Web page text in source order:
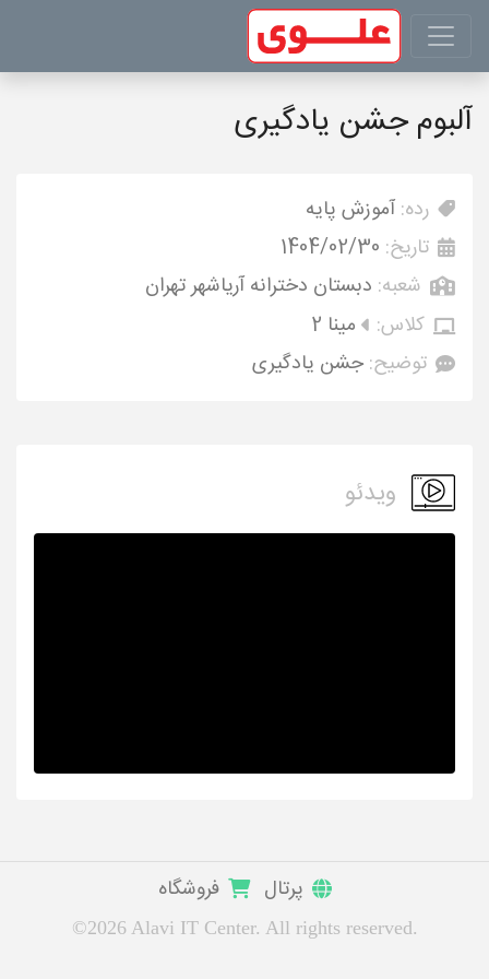
آلبوم جشن یادگیری
رده: آموزش پایه
تاریخ: 1404/02/30
شعبه: دبستان دخترانه آریاشهر تهران
کلاس:
مینا 2
توضیح: جشن یادگیری
ویدئو
پرتال فروشگاه
©2026 Alavi IT Center. All rights reserved.